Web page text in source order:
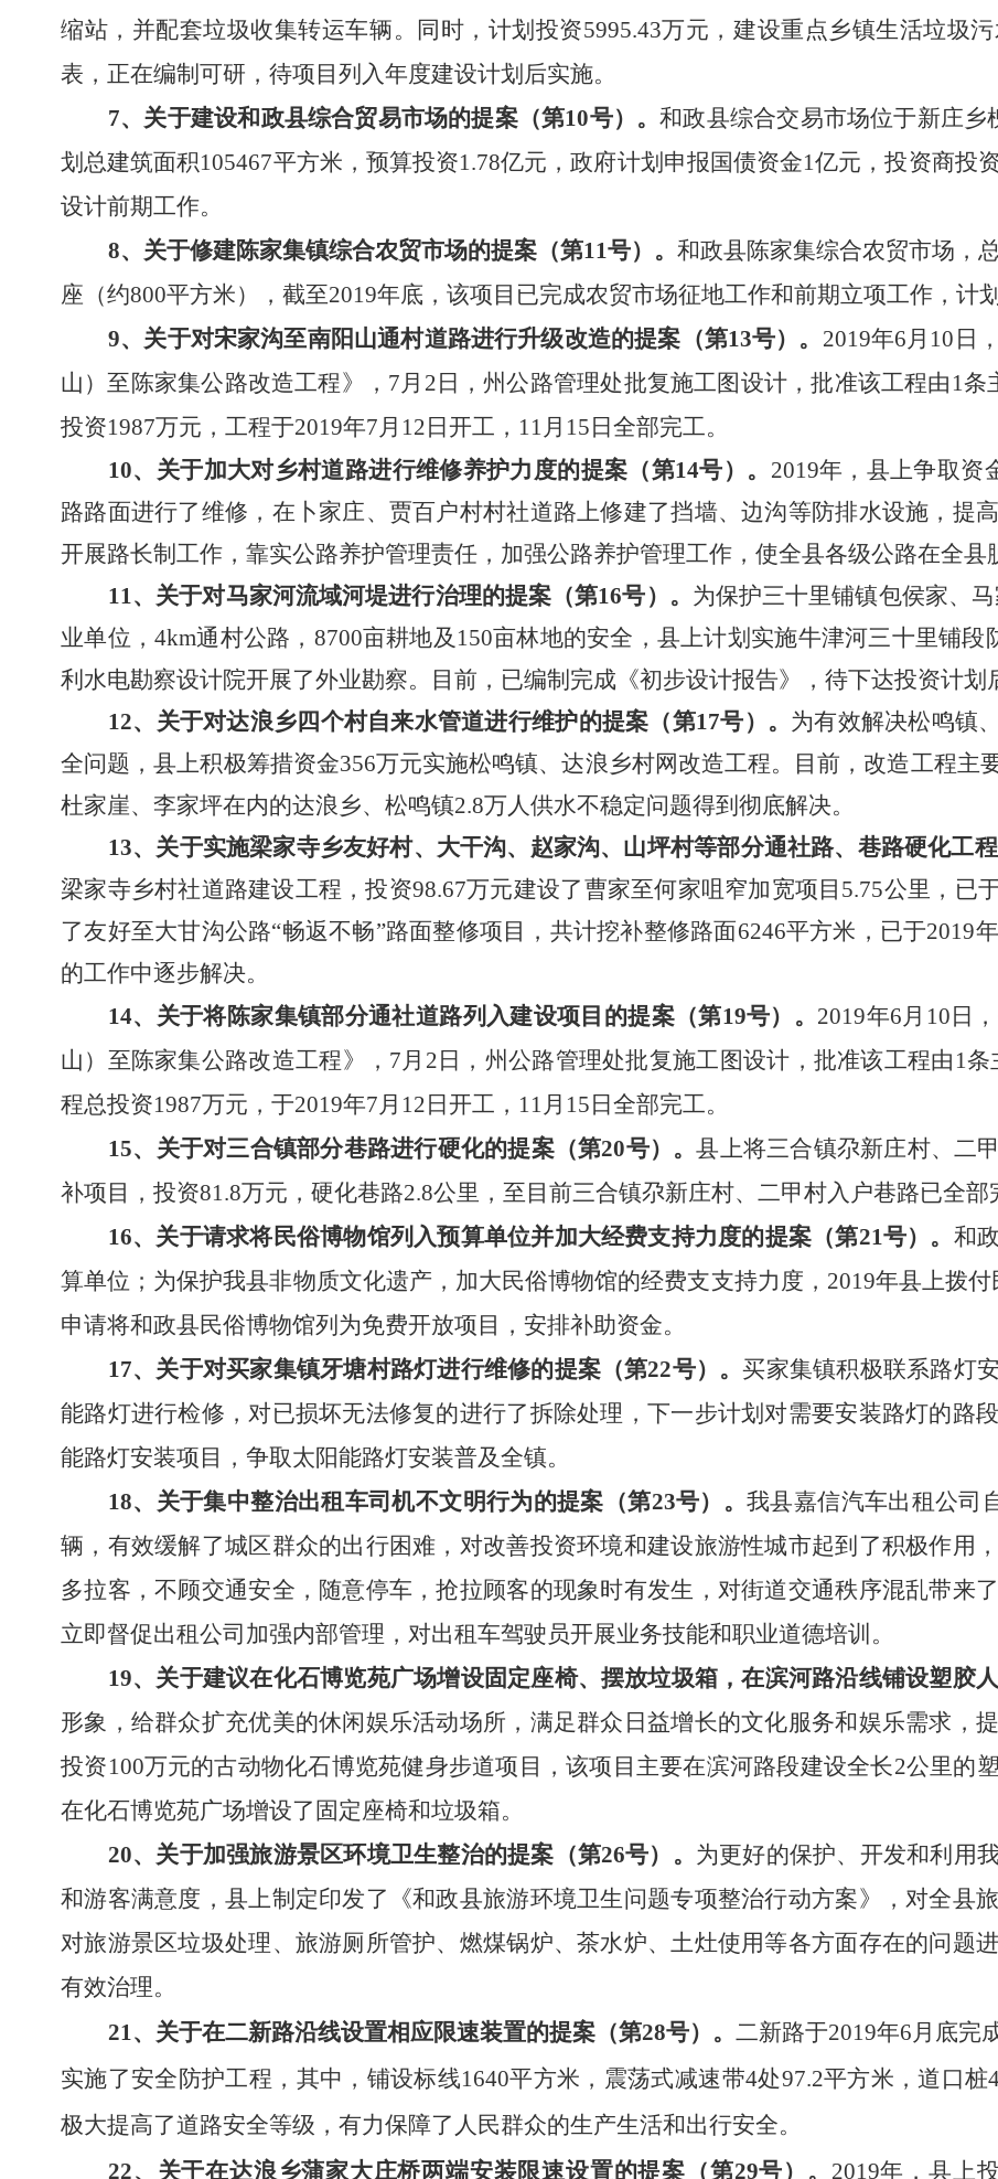
缩站，并配套垃圾收集转运车辆。
同时， 计划投资5995.43万元 ，建设重点乡镇生活垃圾
表，正在编制可研，待项目列入年度建设计划后实施。
7、 关于建设和政县综合贸易市场的提案（第10号）。和政县综合交易市场位于新庄乡
划总建筑面积105467平方米，预算投资1.78亿元，政府计划申报国债资金1亿元，投资商投
设计前期工作。
8、 关于修建陈家集镇综合农贸市场的提案 （第11号）。 和政县陈家集综合农贸市场，
座（约800平方米），截至2019年底，该项目已完成农贸市场征地工作和前期立项工作 ，计
9、 关于对宋家沟至南阳山通村道路进行升级改造的提案 （第13号）。 2019年6月10日
山）至陈家集公路改造工程》，7月2日，州公路管理处批复施工图设计 ，批准该工程由 1条
投资1987万元，工程于2019年7月12日开工，11月15日全部完工。
10、 关于加大对乡村道路进行维修养护力度的提案 （第14号）。 2019年，县上争取资
路路面进行了维修，在卜家庄、贾百户村村社道路上修建了挡墙、边沟等防排水设施，提
开展路长制工作，靠实公路养护管理责任，加强公路养护管理工作，使全县各级公路在全县
11、 关于对马家河流域河堤进行治理的提案 （第16号）。 为保护三十里铺镇包侯家、
业单位，4km通村公路，8700亩耕地及150亩林地的安全，县上计划实施牛津河三十里铺
利水电勘察设计院开展了外业勘察。目前，已编制完成 《初步设计报告》，待下达投资计划
12、关于对达浪乡四个村自来水管道进行维护的提案（第17号）。 为有效解决松鸣镇
全问题 ，县上积极筹措资金356万元实施松鸣镇、达浪乡村网改造工程。目前，改造工程主
杜家崖、李家坪在内的达浪乡、松鸣镇2.8万人供水不稳定问题得到彻底解决。
13、 关于实施梁家寺乡友好村、大干沟、赵家沟、山坪村等部分通社路、巷路硬化工
梁家寺乡村社道路建设工程 ，投资98.67万元建设了曹家至何家咀窄加宽项目 5.75公里， 已
了友好至大甘沟公路“畅返不畅”路面整修项目，共计挖补整修路面6246平方米， 已于2019
的工作中逐步解决。
14、 关于将陈家集镇部分通社道路列入建设项目的提案（第19号）。 2019年6月10日
山）至陈家集公路改造工程》，7月2日，州公路管理处批复施工图设计 ， 批准该工程由 1条
程总投资1987万元，于2019年7月12日开工，11月15日全部完工。
15、 关于对三合镇部分巷路进行硬化的提案（第20号）。县上将三合镇尕新庄村、二
补项目，投资81.8万元 ， 硬化巷路2.8公里， 至目前三合镇尕新庄村、二甲村入户巷路已全部
16、 关于请求将民俗博物馆列入预算单位并加大经费支持力度的提案 （第21号）。 和
算单位；为保护我县非物质文化遗产， 加大民俗博物馆的经费支支持力度， 2019年县上拨付
申请将和政县民俗博物馆列为免费开放项目，安排补助资金。
17、 关于对买家集镇牙塘村路灯进行维修的提案（第22号）。买家集镇积极联系路灯
能路灯进行检修，对已损坏无法修复的进行了拆除处理，下一步计划对需要安装路灯的路
能路灯安装项目，争取太阳能路灯安装普及全镇。
18、 关于集中整治出租车司机不文明行为的提案 （第23号）。我县嘉信汽车出租公司
辆，有效缓解了城区群众的出行困难，对改善投资环境和建设旅游性城市起到了积极作用
多拉客，不顾交通安全，随意停车，抢拉顾客的现象时有发生，对街道交通秩序混乱带来
立即督促出租公司加强内部管理，对出租车驾驶员开展业务技能和职业道德培训。
19、 关于建议在化石博览苑广场增设固定座椅、摆放垃圾箱，在滨河路沿线铺设塑胶
形象，给群众扩充优美的休闲娱乐活动场所，满足群众日益增长的文化服务和娱乐需求，
投资100万元的古动物化石博览苑健身步道项目，该项目主要在滨河路段建设全长2公里的
在化石博览苑广场增设了固定座椅和垃圾箱。
20、 关于加强旅游景区环境卫生整治的提案 （第26号）。 为更好的保护、开发和利用
和游客满意度，县上制定印发了《和政县旅游环境卫生问题专项整治行动方案》，对全县
对旅游景区垃圾处理、旅游厕所管护、 燃煤锅炉、茶水炉、土灶使用等各方面存在的问题
有效治理。
21、 关于在二新路沿线设置相应限速装置的提案 （第28号）。 二新路于2019年6月底完
实施了安全防护工程，其中，铺设标线1640平方米，震荡式减速带4处97.2平方米，道口桩
极大提高了道路安全等级，有力保障了人民群众的生产生活和出行安全。
22、 关于在达浪乡蒲家大庄桥两端安装限速设置的提案 （第29号）。 2019年，县上